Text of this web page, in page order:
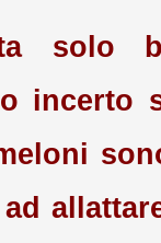
solo
incerto